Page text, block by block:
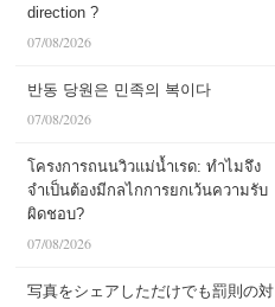
direction ?
07/08/2026
반동 당원은 민족의 복이다
07/08/2026
โครงการถนนวิวแม่น้ำเรด: ทำไมจึง
จำเป็นต้องมีกลไกการยกเว้นความรับ
ผิดชอบ?
07/08/2026
写真をシェアしただけでも罰則の対